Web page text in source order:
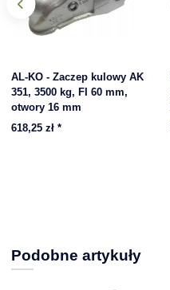
AL-KO - Zaczep kulowy AK
351, 3500 kg, FI 60 mm,
otwory 16 mm
618,25 zł *
Podobne artykuły